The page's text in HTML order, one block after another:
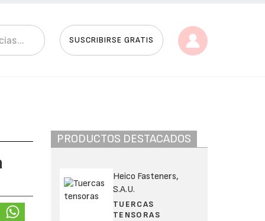
SUSCRIBIRSE GRATIS
PRODUCTOS DESTACADOS
Heico Fasteners,
S.A.U.
TUERCAS
TENSORAS